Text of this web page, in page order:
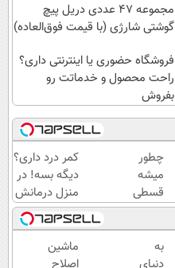
مجموعه 47 عددی دریل پیچ
گوشتی شارژی‌ (با قیمت فوق‌العاده)
فروشگاه حضوری یا اینترنتی داری؟
راحت محصول و خدماتت رو
بفروش
چطور
میشه
قسطی
طلا
خرید |
با
طلاسی
کمر درد داری؟
دیگه بسه! در
منزل درمانش
کن
(◀پرسش‌نامه)
به
ماشین